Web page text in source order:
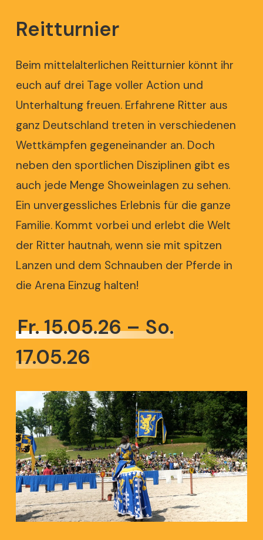
Reitturnier
Beim mittelalterlichen Reitturnier könnt ihr
euch auf drei Tage voller Action und
Unterhaltung freuen. Erfahrene Ritter aus
ganz Deutschland treten in verschiedenen
Wettkämpfen gegeneinander an. Doch
neben den sportlichen Disziplinen gibt es
auch jede Menge Showeinlagen zu sehen.
Ein unvergessliches Erlebnis für die ganze
Familie. Kommt vorbei und erlebt die Welt
der Ritter hautnah, wenn sie mit spitzen
Lanzen und dem Schnauben der Pferde in
die Arena Einzug halten!
Fr. 15.05.26 – So.
17.05.26